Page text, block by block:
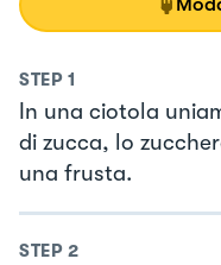
STEP 1
In una ciotola
di zucca, lo
una frusta.
STEP 2